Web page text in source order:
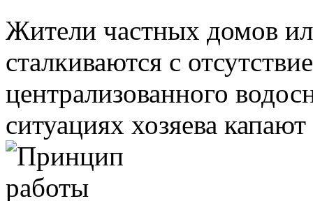
Жители частных домов
сталкиваются с
централизованного
ситуациях хозяева